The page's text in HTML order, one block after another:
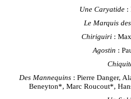
Une Caryatide:
Le Marquis
Chiriguiri:
Agostin :
Des Mannequins : Pierre Danger,
Beneyton*, Marc Roucout*,